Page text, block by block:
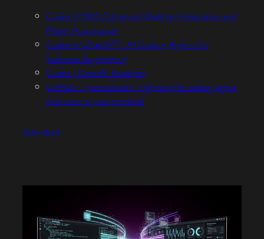
Codex 0.138.0: Enhanced Desktop Integration and
Plugin Automation
Codex in ChatGPT | AI Coding Agents for
Software Engineering
Codex | OpenAI Academy
GitHub – openai/codex: Lightweight coding agent
that runs in your terminal
2026-08-03